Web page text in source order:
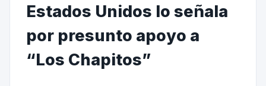
Estados Unidos lo señala
por presunto apoyo a
“Los Chapitos”